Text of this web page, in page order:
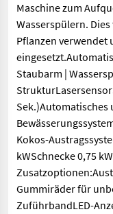
Maschine zum
Wasserspülern.
Pflanzen verwendet
Staubarm |
Sek.)Automatisches
Kokos-
kWSchnecke 0,75
Gummiräder für
ZuführbandLED-